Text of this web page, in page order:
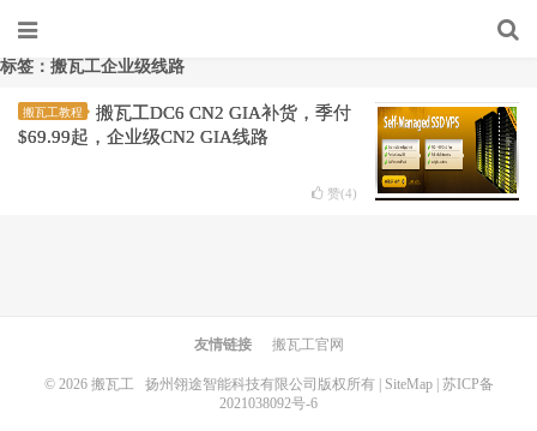
标签：搬瓦工企业级线路
搬瓦工教程
搬瓦工DC6 CN2 GIA补货，季付
$69.99起，企业级CN2 GIA线路
赞(4)
友情链接 搬瓦工官网
© 2026 搬瓦工扬州翎途智能科技有限公司版权所有 | SiteMap| 苏ICP备
2021038092号-6